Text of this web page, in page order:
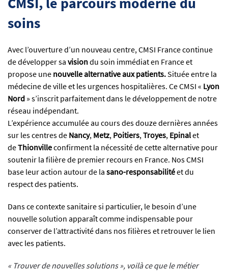
soins
Avec l’ouverture d’un nouveau centre, CMSI France continue
de développer sa visiondu soin immédiat en France et
propose une nouvelle alternative aux patients.Situéeentre la
médecine de ville et les urgences hospitalières. Ce CMSI « Lyon
Nord » s’inscrit parfaitement dans le développement de notre
réseau indépendant.
L’expérience accumulée au cours des douze dernières années
sur les centres de Nancy, Metz, Poitiers,Troyes, Epinalet
deThionvilleconfirment la nécessité de cette alternative pour
soutenir la filière de premier recours en France. Nos CMSI
base leur action autour de la sano-responsabilitéet du
respect des patients.
Dans ce contexte sanitaire si particulier, le besoin d’une
nouvelle solution apparaît comme indispensable pour
conserver de l’attractivité dans nos filières et retrouver le lien
avec les patients.
« Trouver de nouvelles solutions », voilà ce que le métier